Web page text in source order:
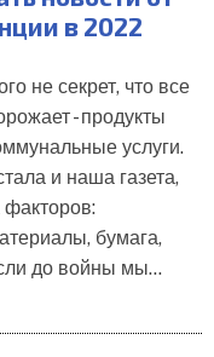
в 2022
не секрет, что все
- продукты
услуги.
и наша газета,
факторов:
бумага,
до войны мы…